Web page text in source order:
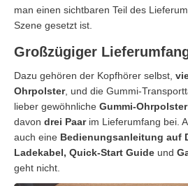
man einen sichtbaren Teil des
Szene gesetzt ist.
Großzügiger
Dazu gehören der Kopfhörer selbst,
Ohrpolster, und die Gummi-
lieber gewöhnliche Gummi-Ohrpolster
davon drei Paarim Lieferumfang bei.
auch eine Bedienungsanleitung auf
Ladekabel, Quick-Start Guide und
geht nicht.